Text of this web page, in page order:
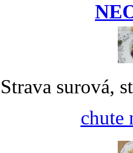
surová,
chute